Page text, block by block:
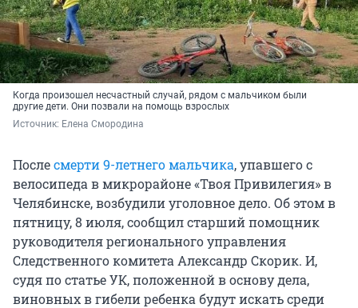
Когда произошел несчастный случай, рядом с мальчиком были
другие дети. Они позвали на помощь взрослых
Источник: Елена Смородина
Послесмерти 9-летнего мальчика, упавшего с
велосипеда в микрорайоне «Твоя Привилегия» в
Челябинске, возбудили уголовное дело. Об этом в
пятницу, 8 июля, сообщил старший помощник
руководителя регионального управления
Следственного комитета Александр Скорик. И,
судя по статье УК, положенной в основу дела,
виновных в гибели ребенка будут искать среди